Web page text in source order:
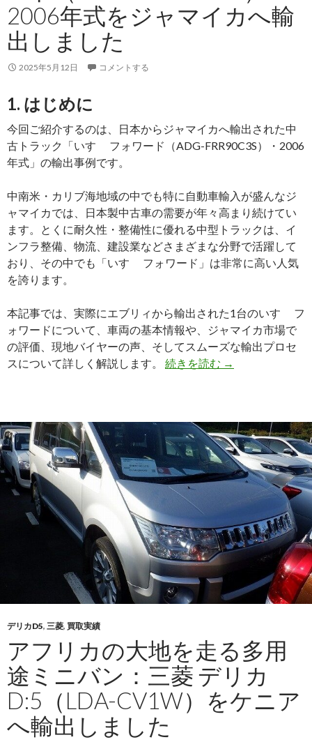
2010
年
式
を
民
主
共
国
へ
輸
出
し
た
2006年式をジャマイカへ輸
出しました
2025年5月12日 コメントする
1. はじめに
今回ご紹介するのは、日本からジャマイカへ輸出された中
古トラック「いすゞ フォワード（ADG-FRR90C3S）・2006
年式」の輸出事例です。
中南米・カリブ海地域の中でも特に自動車輸入が盛んなジ
ャマイカでは、日本製中古車の需要が年々高まり続けてい
ます。とくに耐久性・整備性に優れる中型トラックは、イ
ンフラ整備、物流、建設業などさまざまな分野で活躍して
おり、その中でも「いすゞ フォワード」は非常に高い人気
を誇ります。
本記事では、実際にエブリィから輸出された1台のいすゞ フ
ォワードについて、車両の基本情報や、ジャマイカ市場で
の評価、現地バイヤーの声、そしてスムーズな輸出プロセ
スについて詳しく解説します。 続きを読む 【輸
い
すゞ
フ
ォ
ド
（ADG-
FRR90C3S）
2006
年
ジ
ャ
マ
イ
カ
→
デリカD5, 三菱, 買取実績
アフリカの大地を走る多用
途ミニバン：三菱 デリカ
D:5（LDA-CV1W）をケニア
へ輸出しました